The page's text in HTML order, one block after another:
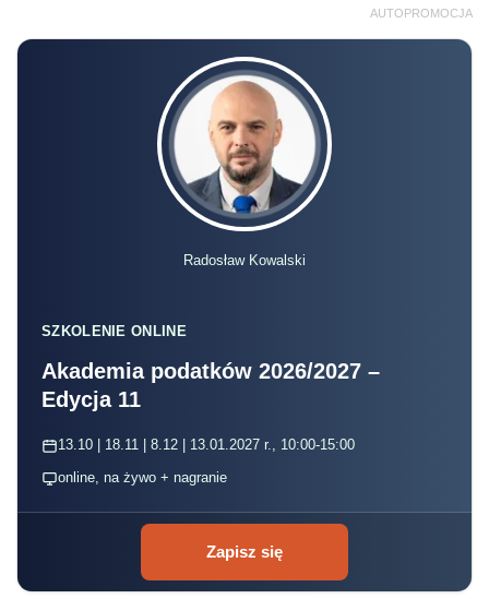
AUTOPROMOCJA
Radosław Kowalski
SZKOLENIE ONLINE
Akademia podatków 2026/2027 –
Edycja 11
13.10 | 18.11 | 8.12 | 13.01.2027 r., 10:00-15:00
online, na żywo + nagranie
Zapisz się